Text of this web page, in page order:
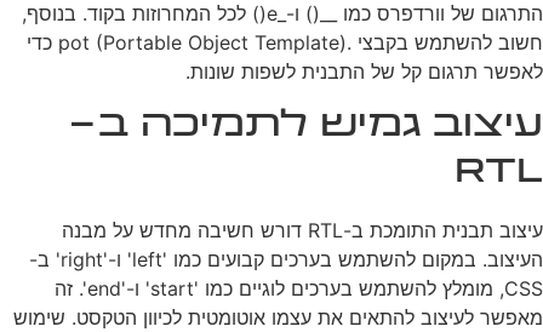
התרגום של וורדפרס כמו __() ו-_e() לכל המחרוזות בקוד. בנוסף,
חשוב להשתמש בקבצי .pot (Portable Object Template) כדי
לאפשר תרגום קל של התבנית לשפות שונות.
עיצוב גמיש לתמיכה ב-
RTL
עיצוב תבנית התומכת ב-RTL דורש חשיבה מחדש על מבנה
העיצוב. במקום להשתמש בערכים קבועים כמו 'left' ו-'right' ב-
CSS, מומלץ להשתמש בערכים לוגיים כמו 'start' ו-'end'. זה
מאפשר לעיצוב להתאים את עצמו אוטומטית לכיוון הטקסט. שימוש